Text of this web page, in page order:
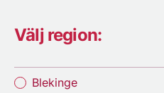
Välj region:
Blekinge